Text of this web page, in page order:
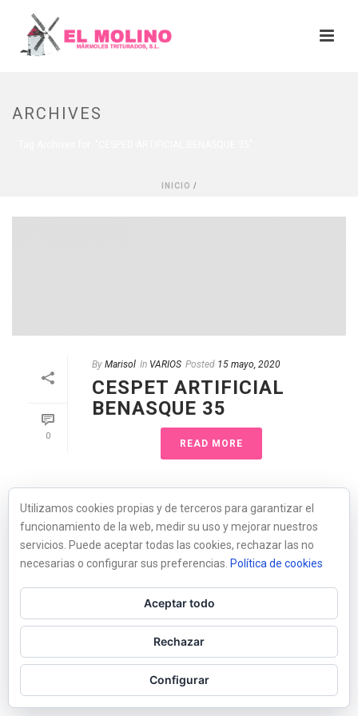
ARCHIVES
INICIO /
0
By Marisol In VARIOS Posted 15 mayo, 2020
CESPET ARTIFICIAL
BENASQUE 35
READ MORE
Utilizamos cookies propias y de terceros para garantizar el
funcionamiento de la web, medir su uso y mejorar nuestros
servicios. Puede aceptar todas las cookies, rechazar las no
necesarias o configurar sus preferencias. Política de cookies
Aceptar todo
Rechazar
Configurar